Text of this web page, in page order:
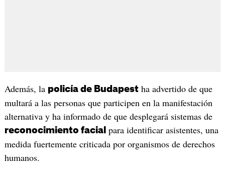
Además, la policía de Budapestha advertido de que
multará a las personas que participen en la manifestación
alternativa y ha informado de que desplegará sistemas de
reconocimiento facial para identificar asistentes, una
medida fuertemente criticada por organismos de derechos
humanos.